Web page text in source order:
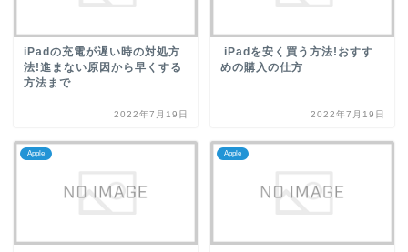
iPadの充電が遅い時の対処方
法!進まない原因から早くする
方法まで
2022年7月19日
iPadを安く買う方法!おすす
めの購入の仕方
2022年7月19日
Apple Apple